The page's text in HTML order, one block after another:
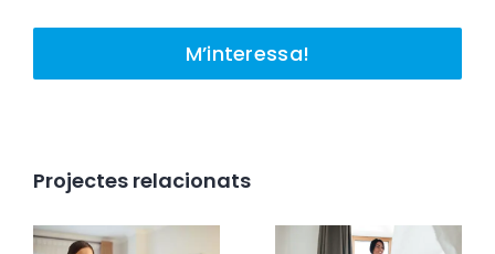
M’interessa!
Projectes relacionats